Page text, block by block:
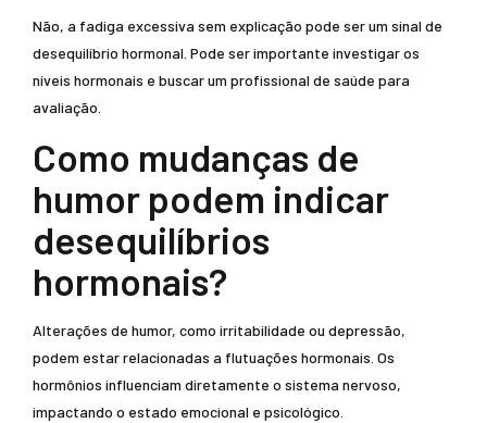
Não, a fadiga excessiva sem explicação pode ser um sinal de
desequilíbrio hormonal. Pode ser importante investigar os
níveis hormonais e buscar um profissional de saúde para
avaliação.
Como mudanças de
humor podem indicar
desequilíbrios
hormonais?
Alterações de humor, como irritabilidade ou depressão,
podem estar relacionadas a flutuações hormonais. Os
hormônios influenciam diretamente o sistema nervoso,
impactando o estado emocional e psicológico.